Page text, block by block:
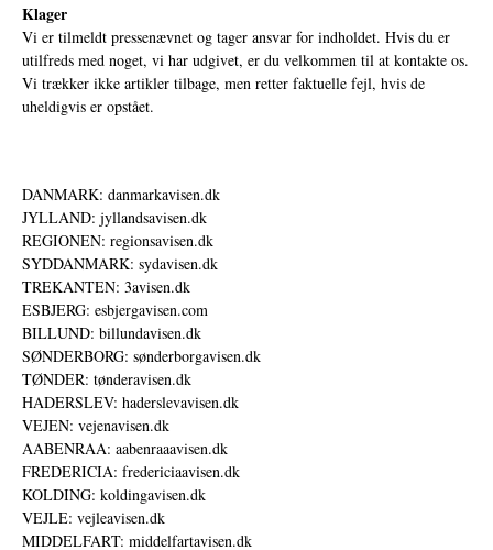
Klager
Vi er tilmeldt pressenævnet og tager ansvar for indholdet. Hvis du er
utilfreds med noget, vi har udgivet, er du velkommen til at kontakte os.
Vi trækker ikke artikler tilbage, men retter faktuelle fejl, hvis de
uheldigvis er opstået.
DANMARK: danmarkavisen.dk
JYLLAND: jyllandsavisen.dk
REGIONEN: regionsavisen.dk
SYDDANMARK: sydavisen.dk
TREKANTEN: 3avisen.dk
ESBJERG: esbjergavisen.com
BILLUND: billundavisen.dk
SØNDERBORG: sønderborgavisen.dk
TØNDER: tønderavisen.dk
HADERSLEV: haderslevavisen.dk
VEJEN: vejenavisen.dk
AABENRAA: aabenraaavisen.dk
FREDERICIA: fredericiaavisen.dk
KOLDING: koldingavisen.dk
VEJLE: vejleavisen.dk
MIDDELFART: middelfartavisen.dk